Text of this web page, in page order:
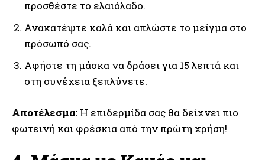
προσθέστε το ελαιόλαδο.
Ανακατέψτε καλά και απλώστε το μείγμα στο
πρόσωπό σας.
Αφήστε τη μάσκα να δράσει για 15 λεπτά και
στη συνέχεια ξεπλύνετε.
Αποτέλεσμα: Η επιδερμίδα σας θα δείχνει πιο
φωτεινή και φρέσκια από την πρώτη χρήση!